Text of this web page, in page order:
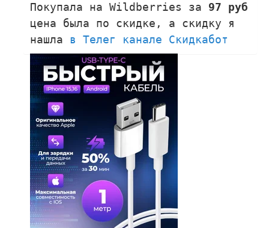
Покупала на Wildberries за 97 руб
цена была по скидке, а скидку я
нашла в Телег канале Скидкабот